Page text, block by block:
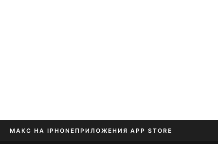
МАКС НА IPHONE ПРИЛОЖЕНИЯ APP STORE